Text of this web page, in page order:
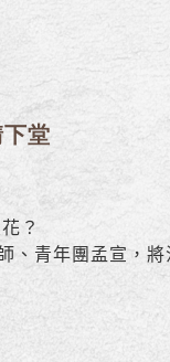
堂
？
、青年團孟宣，